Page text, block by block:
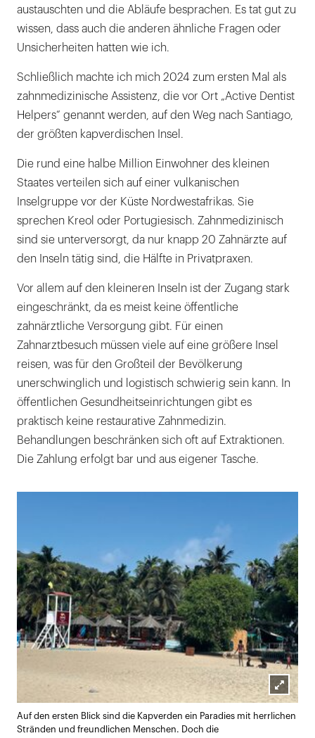
austauschten und die Abläufe besprachen. Es tat gut zu
wissen, dass auch die anderen ähnliche Fragen oder
Unsicherheiten hatten wie ich.
Schließlich machte ich mich 2024 zum ersten Mal als
zahnmedizinische Assistenz, die vor Ort „Active Dentist
Helpers“ genannt werden, auf den Weg nach Santiago,
der größten kapverdischen Insel.
Die rund eine halbe Million Einwohner des kleinen
Staates verteilen sich auf einer vulkanischen
Inselgruppe vor der Küste Nordwestafrikas. Sie
sprechen Kreol oder Portugiesisch. Zahnmedizinisch
sind sie unterversorgt, da nur knapp 20 Zahnärzte auf
den Inseln tätig sind, die Hälfte in Privatpraxen.
Vor allem auf den kleineren Inseln ist der Zugang stark
eingeschränkt, da es meist keine öffentliche
zahnärztliche Versorgung gibt. Für einen
Zahnarztbesuch müssen viele auf eine größere Insel
reisen, was für den Großteil der Bevölkerung
unerschwinglich und logistisch schwierig sein kann. In
öffentlichen Gesundheitseinrichtungen gibt es
praktisch keine restaurative Zahnmedizin.
Behandlungen beschränken sich oft auf Extraktionen.
Die Zahlung erfolgt bar und aus eigener Tasche.
öffnen
Auf den ersten Blick sind die Kapverden ein Paradies mit herrlichen
Stränden und freundlichen Menschen. Doch die